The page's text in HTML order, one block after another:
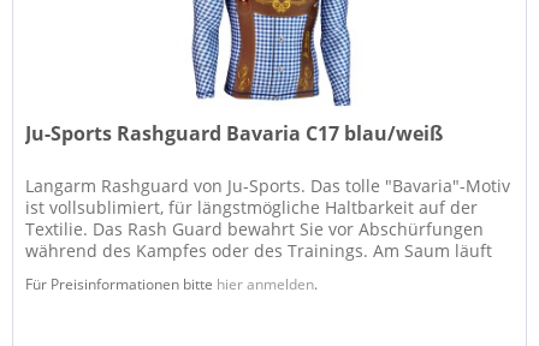
Ju-Sports Rashguard Bavaria C17 blau/weiß
Langarm Rashguard von Ju-Sports. Das tolle "Bavaria"-Motiv
ist vollsublimiert, für längstmögliche Haltbarkeit auf der
Textilie. Das Rash Guard bewahrt Sie vor Abschürfungen
während des Kampfes oder des Trainings. Am Saum läuft
Für Preisinformationen bitte hier anmelden.